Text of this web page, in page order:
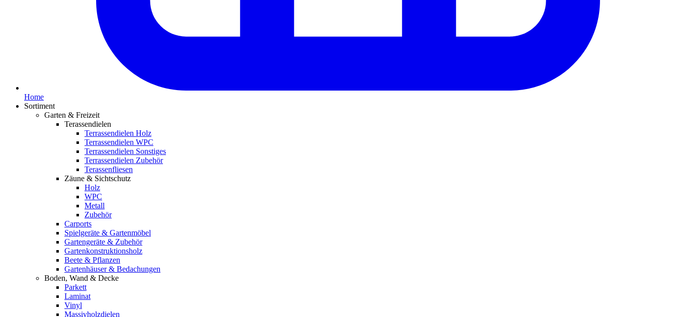
Home
Sortiment
Garten & Freizeit
Terassendielen
Terrassendielen Holz
Terrassendielen WPC
Terrassendielen Sonstiges
Terrassendielen Zubehör
Terassenfliesen
Zäune & Sichtschutz
Holz
WPC
Metall
Zubehör
Carports
Spielgeräte & Gartenmöbel
Gartengeräte & Zubehör
Gartenkonstruktionsholz
Beete & Pflanzen
Gartenhäuser & Bedachungen
Boden, Wand & Decke
Parkett
Laminat
Vinyl
Massivholzdielen